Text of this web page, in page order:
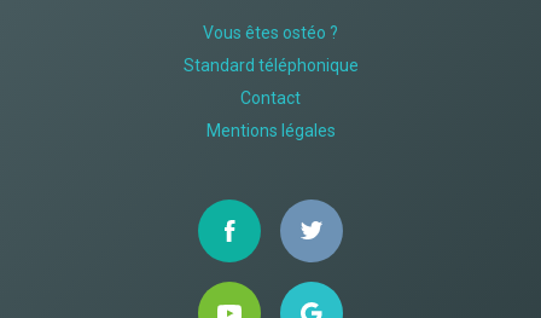
Vous êtes ostéo ?
Standard téléphonique
Contact
Mentions légales